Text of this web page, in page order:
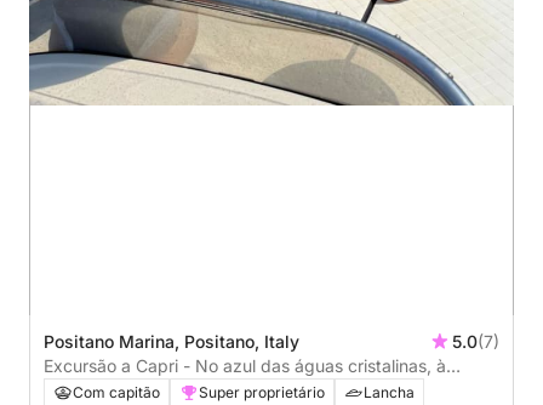
Positano Marina, Positano, Italy 5.0(7)
Excursão a Capri - No azul das águas cristalinas, à
descoberta de grutas escondidas.
Com capitão Super proprietário
Lancha